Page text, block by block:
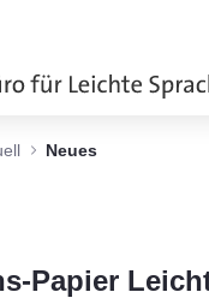
Neues
Papier